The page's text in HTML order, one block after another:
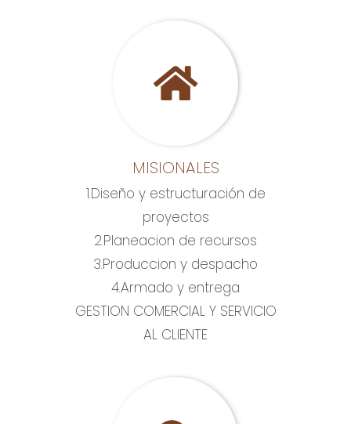
MISIONALES
1.Diseño y estructuración de
proyectos
2.Planeacion de recursos
3.Produccion y despacho
4.Armado y entrega
GESTION COMERCIAL Y SERVICIO
AL CLIENTE